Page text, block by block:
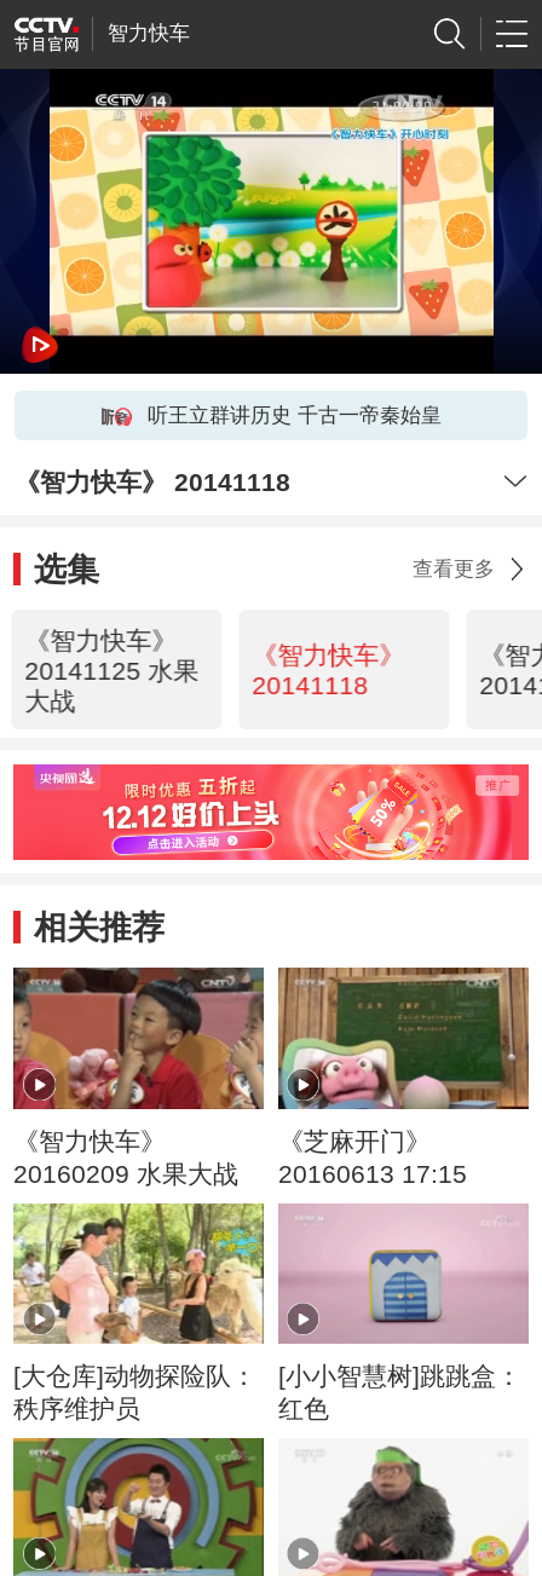
智力快车
听王立群讲历史 千古一帝秦始皇
《智力快车》 20141118
选集 查看更多
《智力快车》
20141125 水果
大战
《智力快车》
20141118
《
相关推荐
《智力快车》
20160209 水果大战
《芝麻开门》
20160613 17:15
[大仓库]动物探险队：
秩序维护员
[小小智慧树]跳跳盒：
红色